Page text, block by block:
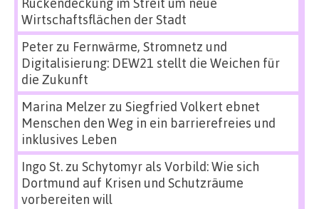
Rückendeckung im Streit um neue
Wirtschaftsflächen der Stadt
Peterzu Fernwärme, Stromnetz und
Digitalisierung: DEW21 stellt die Weichen für
die Zukunft
Marina Melzerzu Siegfried Volkert ebnet
Menschen den Weg in ein barrierefreies und
inklusives Leben
Ingo St.zu Schytomyr als Vorbild: Wie sich
Dortmund auf Krisen und Schutzräume
vorbereiten will